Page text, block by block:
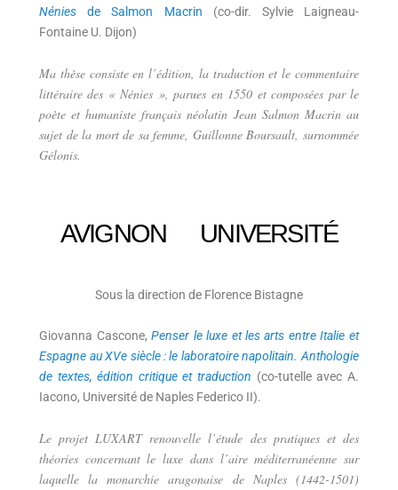
Néniesde Salmon Macrin (co-dir. Sylvie Laigneau-
Fontaine U. Dijon)
Ma thèse consiste en l’édition, la traduction et le commentaire
littéraire des « Nénies », parues en 1550 et composées par le
poète et humaniste français néolatin Jean Salmon Macrin au
sujet de la mort de sa femme, Guillonne Boursault, surnommée
Gélonis.
AVIGNON UNIVERSITÉ
Sous la direction de Florence Bistagne
Giovanna Cascone, Penser le luxe et les arts entre Italie et
Espagne au XVe siècle : le laboratoire napolitain. Anthologie
de textes, édition critique et traduction (co-tutelle avec A.
Iacono, Université de Naples Federico II).
Le projet LUXART renouvelle l’étude des pratiques et des
théories concernant le luxe dans l’aire méditerranéenne sur
laquelle la monarchie aragonaise de Naples (1442-1501)